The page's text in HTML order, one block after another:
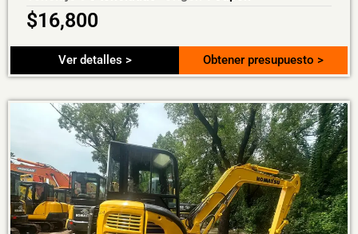
$16,800
Ver detalles > Obtener presupuesto >